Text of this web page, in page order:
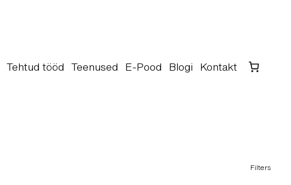
Tehtud tööd Teenused E-Pood Blogi Kontakt
Filters